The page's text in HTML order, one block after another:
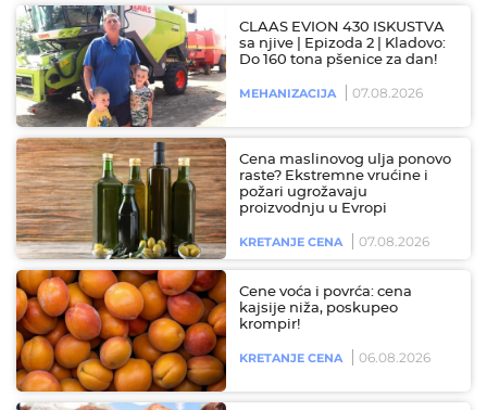
CLAAS EVION 430 ISKUSTVA
sa njive | Epizoda 2 | Kladovo:
Do 160 tona pšenice za dan!
MEHANIZACIJA 07.08.2026
Cena maslinovog ulja ponovo
raste? Ekstremne vrućine i
požari ugrožavaju
proizvodnju u Evropi
KRETANJE CENA 07.08.2026
Cene voća i povrća: cena
kajsije niža, poskupeo
krompir!
KRETANJE CENA 06.08.2026